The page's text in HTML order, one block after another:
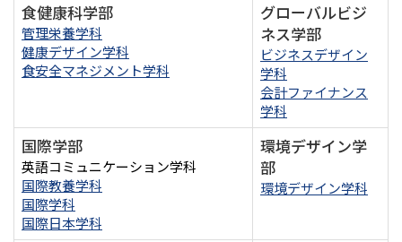
食健康科学部
管理栄養学科
健康デザイン学科
食安全マネジメント学科
グローバルビジ
ネス学部
ビジネスデザイン
学科
会計ファイナンス
学科
国際学部
英語コミュニケーション学科
国際教養学科
国際学科
国際日本学科
環境デザイン学
部
環境デザイン学科